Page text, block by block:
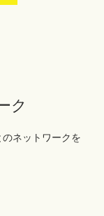
ク
ネットワークを